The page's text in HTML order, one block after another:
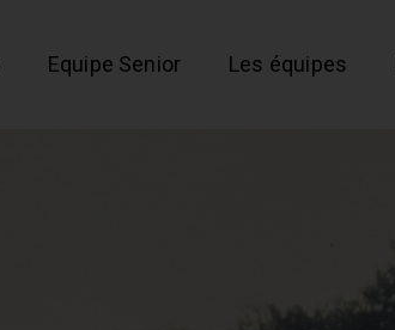
Equipe Senior Les équipes